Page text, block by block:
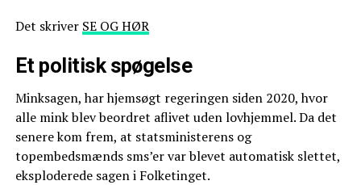
Det skriver SE OG HØR
Et politisk spøgelse
Minksagen, har hjemsøgt regeringen siden 2020, hvor
alle mink blev beordret aflivet uden lovhjemmel. Da det
senere kom frem, at statsministerens og
topembedsmænds sms’er var blevet automatisk slettet,
eksploderede sagen i Folketinget.